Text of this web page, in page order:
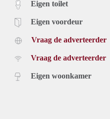
Eigen toilet
Eigen voordeur
Vraag de adverteerder
Vraag de adverteerder
Eigen woonkamer